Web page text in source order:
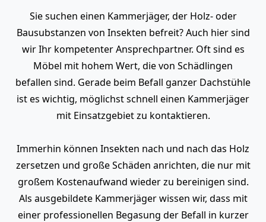
Sie suchen einen Kammerjäger, der Holz- oder
Bausubstanzen von Insekten befreit? Auch hier sind
wir Ihr kompetenter Ansprechpartner. Oft sind es
Möbel mit hohem Wert, die von Schädlingen
befallen sind. Gerade beim Befall ganzer Dachstühle
ist es wichtig, möglichst schnell einen Kammerjäger
mit Einsatzgebiet zu kontaktieren.
Immerhin können Insekten nach und nach das Holz
zersetzen und große Schäden anrichten, die nur mit
großem Kostenaufwand wieder zu bereinigen sind.
Als ausgebildete Kammerjäger wissen wir, dass mit
einer professionellen Begasung der Befall in kurzer